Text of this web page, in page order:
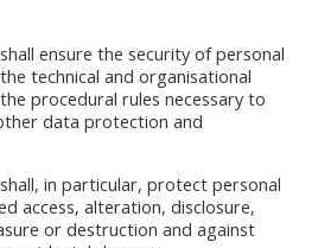
ensure the security of personal
technical and organisational
procedural rules necessary to
data protection and
in particular, protect personal
access, alteration, disclosure,
or destruction and against